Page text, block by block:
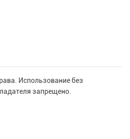
Использование без
запрещено.